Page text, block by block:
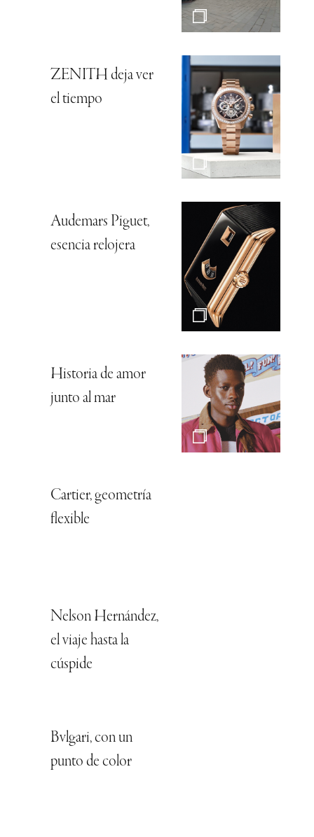
ZENITH deja ver
el tiempo
Audemars Piguet,
esencia relojera
Historia de amor
junto al mar
Cartier, geometría
flexible
Nelson Hernández,
el viaje hasta la
cúspide
Bvlgari, con un
punto de color